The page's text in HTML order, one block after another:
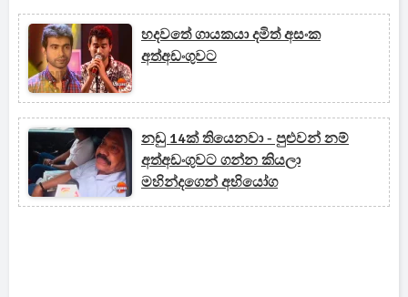
හදවතේ ගායකයා දමිත් අසංක
අත්අඩංගුවට
නඩු 14ක් තියෙනවා - පුළුවන් නම්
අත්අඩංගුවට ගන්න කියලා
මහින්දගෙන් අභියෝග